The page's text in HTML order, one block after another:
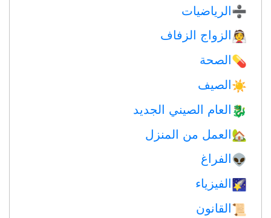
➗الرياضيات
👰الزواج الزفاف
💊الصحة
☀️الصيف
🐉 العام الصيني الجديد
🏡العمل من المنزل
👽الفراغ
🌠الفيزياء
📜القانون